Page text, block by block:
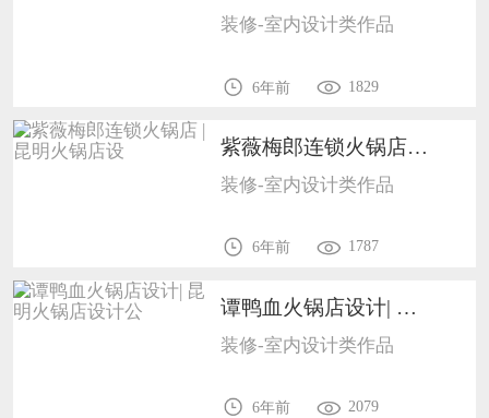
装修-室内设计类作品
6年前 1829
紫薇梅郎连锁火锅店 | 昆明火锅店设1702
装修-室内设计类作品
6年前 1787
谭鸭血火锅店设计| 昆明火锅店设计公1702
装修-室内设计类作品
6年前 2079